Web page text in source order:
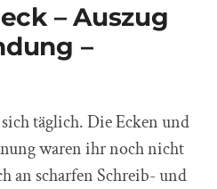
– Auszug
–
täglich. Die Ecken und
waren ihr noch nicht
an scharfen Schreib- und